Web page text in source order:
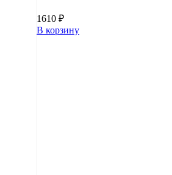
1610 ₽
В корзину